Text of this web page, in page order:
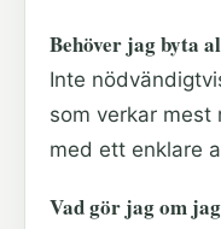
Behöver jag byta
Inte
som verkar mest
med ett enklare
Vad gör jag om